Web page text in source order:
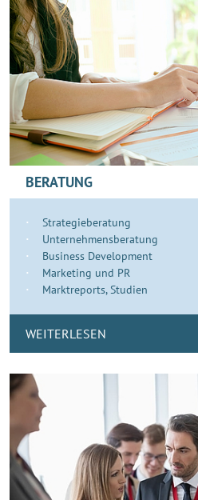
BERATUNG
Strategieberatung
Unternehmensberatung
Business Development
Marketing und PR
Marktreports, Studien
WEITERLESEN